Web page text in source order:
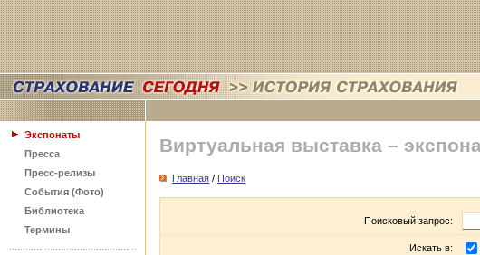
Экспонаты
Пресса
Пресс-релизы
События (Фото)
Библиотека
Термины
Виртуальная выставка –
Главная / Поиск
Поисковый запрос:
Искать в: